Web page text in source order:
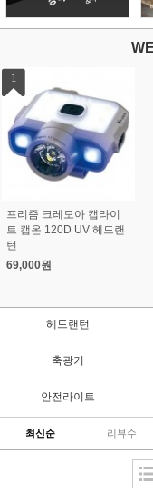
1
프리즘 크레모아 캡라이
트 캡온 120D UV 헤드랜
턴
69,000원
헤드랜턴
축광기
안전라이트
최신순 리뷰수